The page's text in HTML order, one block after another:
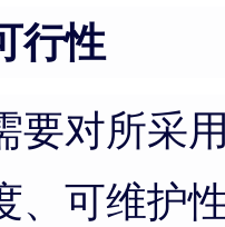
行性
要对所采
、可维护